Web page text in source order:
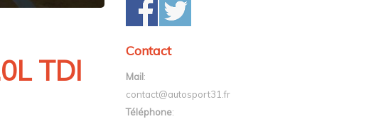
TDI
Contact
Mail:
contact@autosport31.fr
Téléphone: